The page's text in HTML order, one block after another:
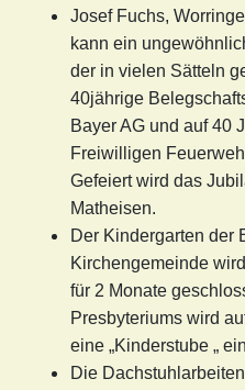
Josef Fuchs,
kann ein
der in vielen Sätteln
40jährige
Bayer AG und auf 40
Freiwilligen
Gefeiert wird das
Matheisen.
Der Kindergarten der
Kirchengemeinde
für 2 Monate
Presbyteriums wird
eine „Kinderstube „
Die